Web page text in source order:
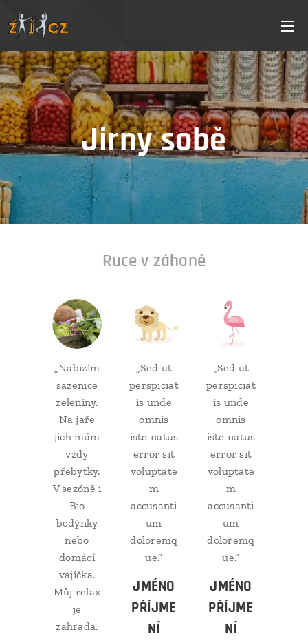
Jirny sobě
Ruce v záhoně
„Nabízím
sazenice
zeleniny.
Na jaře
jich mám
vždy
přebytky.
V sezóně i
Bio
bedýnky
nebo
domácí
vajíčka.
Můj relax
je
zahrada.
„Sed ut
perspiciat
is unde
omnis
iste natus
error sit
voluptate
m
accusanti
um
doloremq
ue.“
JMÉNO
PŘÍJME
NÍ
„Sed ut
perspiciat
is unde
omnis
iste natus
error sit
voluptate
m
accusanti
um
doloremq
ue.“
JMÉNO
PŘÍJME
NÍ